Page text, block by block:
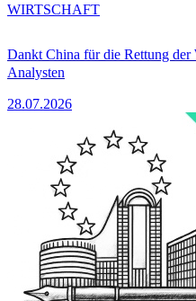
Dankt China für die Rettung
Analysten
28.07.2026
WIRTSCHAFT